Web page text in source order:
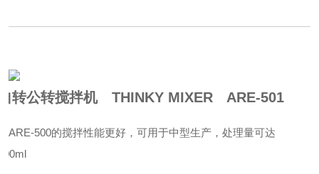
转公转搅拌机 THINKY MIXER ARE-501
ARE-500的搅拌性能更好，可用于中型生产，处理量可达